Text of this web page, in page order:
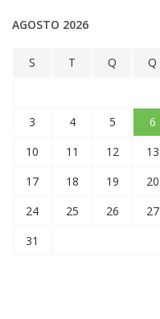
AGOSTO 2026
S T Q Q
3
4 5 6
10
11 12 13
17
18 19 20
24
25 26 27
31